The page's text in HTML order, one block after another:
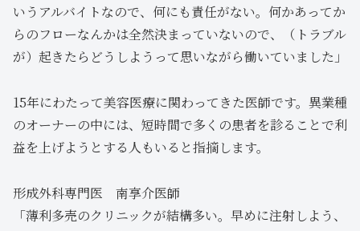
いうアルバイトなので、何にも責任がない。何かあってか
らのフローなんかは全然決まっていないので、（トラブル
が）起きたらどうしようって思いながら働いていました」
15年にわたって美容医療に関わってきた医師です。異業種
のオーナーの中には、短時間で多くの患者を診ることで利
益を上げようとする人もいると指摘します。
形成外科専門医 南享介医師
「薄利多売のクリニックが結構多い。早めに注射しよう、